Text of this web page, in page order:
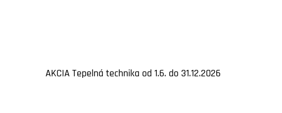
AKCIA Tepelná technika od 1.6. do 31.12.2026